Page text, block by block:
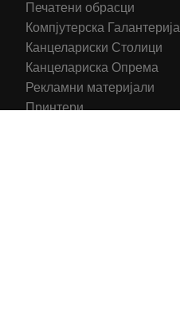
Печатени обрасци
Компјутерска Галантерија
Канцелариски Столици
Канцелариска Опрема
Рекламни материјали
Принтери